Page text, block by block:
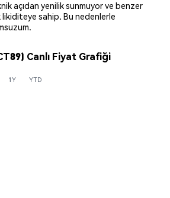
açıdan yenilik sunmuyor ve benzer
likiditeye sahip. Bu nedenlerle
Canlı Fiyat Grafiği
1Y YTD